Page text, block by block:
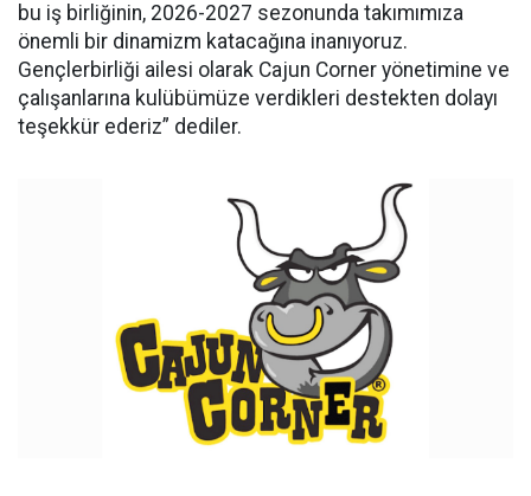
bu iş birliğinin, 2026-2027 sezonunda takımımıza
önemli bir dinamizm katacağına inanıyoruz.
Gençlerbirliği ailesi olarak Cajun Corner yönetimine ve
çalışanlarına kulübümüze verdikleri destekten dolayı
teşekkür ederiz” dediler.